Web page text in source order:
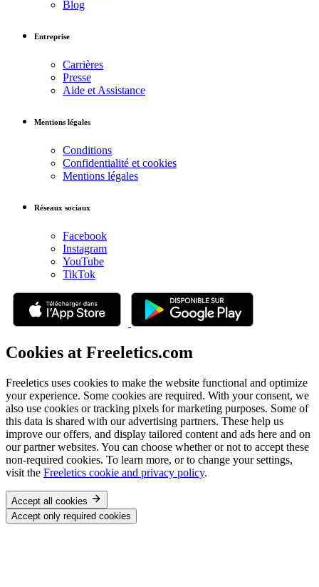
Blog
Entreprise
Carrières
Presse
Aide et Assistance
Mentions légales
Conditions
Confidentialité et cookies
Mentions légales
Réseaux sociaux
Facebook
Instagram
YouTube
TikTok
Cookies at Freeletics.com
Freeletics uses cookies to make the website functional and optimize
your experience. Some cookies are required. With your consent, we
also use cookies or tracking pixels for marketing purposes. Some of
this data is shared with our advertising partners. These help us
improve our offers, and display tailored content and ads here and on
our partner websites. You can choose whether or not to accept these
non-required cookies. To learn more, or to change your settings,
visit the Freeletics cookie and privacy policy.
Accept all cookies
Accept only required cookies